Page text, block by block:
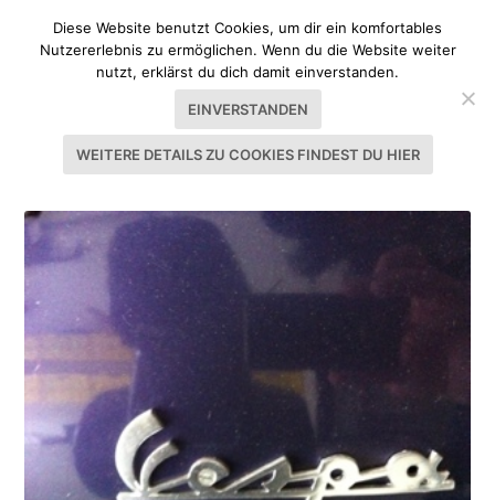
SCHLAGWORT:1989
Diese Website benutzt Cookies, um dir ein komfortables
Nutzererlebnis zu ermöglichen. Wenn du die Website weiter
nutzt, erklärst du dich damit einverstanden.
EINVERSTANDEN
WEITERE DETAILS ZU COOKIES FINDEST DU HIER